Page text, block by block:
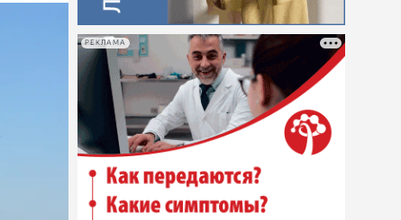
РЕКЛАМА